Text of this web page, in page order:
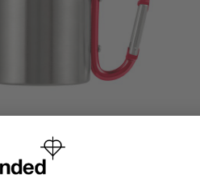
i rostfritt stål med
dubbla väggar (185 ml)